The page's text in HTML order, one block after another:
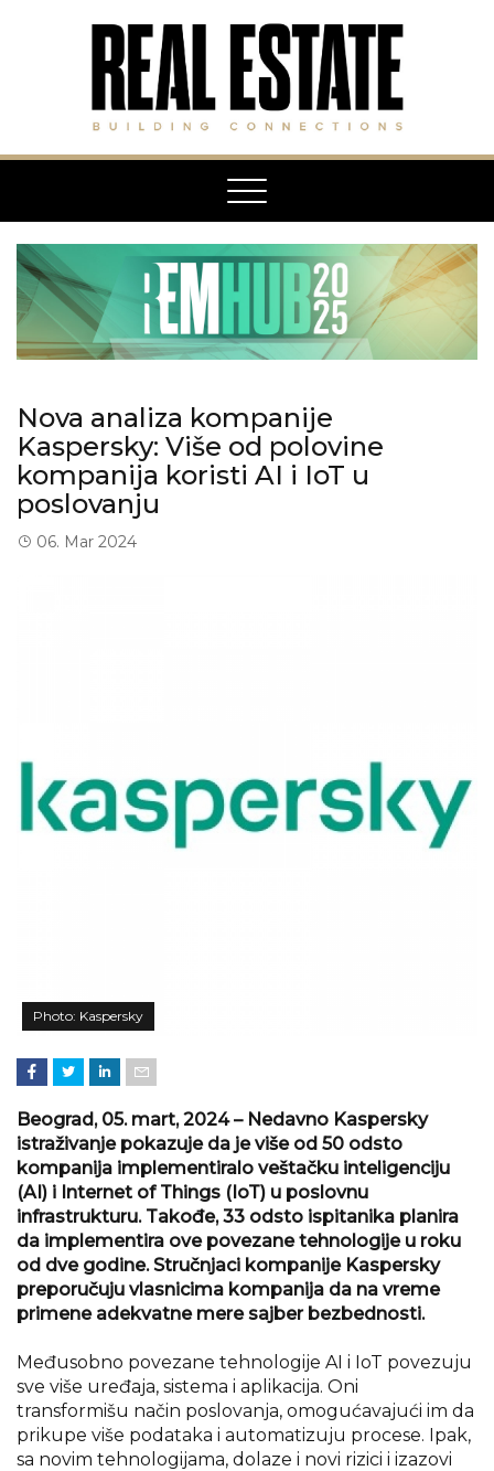
Toggle
navigation
Nova analiza kompanije
Kaspersky: Više od polovine
kompanija koristi AI i IoT u
poslovanju
06. Mar 2024
Photo: Kaspersky
Beograd, 05. mart, 2024 – Nedavno Kaspersky
istraživanje pokazuje da je više od 50 odsto
kompanija implementiralo veštačku inteligenciju
(AI) i Internet of Things (IoT) u poslovnu
infrastrukturu. Takođe, 33 odsto ispitanika planira
da implementira ove povezane tehnologije u roku
od dve godine. Stručnjaci kompanije Kaspersky
preporučuju vlasnicima kompanija da na vreme
primene adekvatne mere sajber bezbednosti.
Međusobno povezane tehnologije AI i IoT povezuju
sve više uređaja, sistema i aplikacija. Oni
transformišu način poslovanja, omogućavajući im da
prikupe više podataka i automatizuju procese. Ipak,
sa novim tehnologijama, dolaze i novi rizici i izazovi